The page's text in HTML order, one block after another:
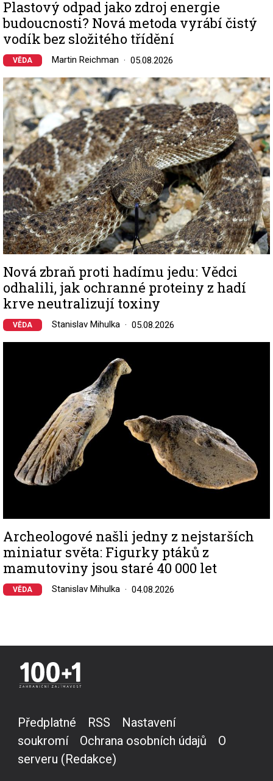
Plastový odpad jako zdroj energie
budoucnosti? Nová metoda vyrábí čistý
vodík bez složitého třídění
VĚDA Martin Reichman 05.08.2026
Image
Nová zbraň proti hadímu jedu: Vědci
odhalili, jak ochranné proteiny z hadí
krve neutralizují toxiny
VĚDA Stanislav Mihulka 05.08.2026
Archeologové našli jedny z nejstarších
miniatur světa: Figurky ptáků z
mamutoviny jsou staré 40 000 let
VĚDA Stanislav Mihulka 04.08.2026
Předplatné RSS
Nastavení
soukromí
Ochrana osobních údajů
O
serveru (Redakce)